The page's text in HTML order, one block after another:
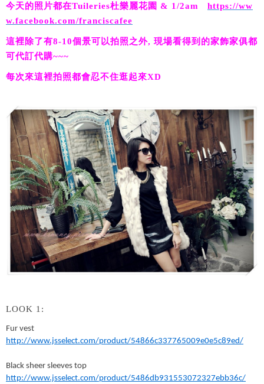
今天的照片都在Tuileries杜樂麗花園 & 1/2am https://ww
w.facebook.com/franciscafee
這裡除了有8-10個景可以拍照之外, 現場看得到的家飾家俱都
可代訂代購~~~
每次來這裡拍照都會忍不住逛起來XD
LOOK 1:
Fur vest
http://www.jsselect.com/product/54866c337765009e0e5c89ed/
Black sheer sleeves top
http://www.jsselect.com/product/5486db931553072327ebb36c/